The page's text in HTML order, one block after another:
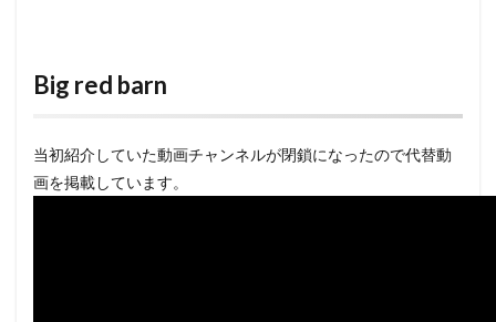
Big red barn
当初紹介していた動画チャンネルが閉鎖になったので代替動
画を掲載しています。